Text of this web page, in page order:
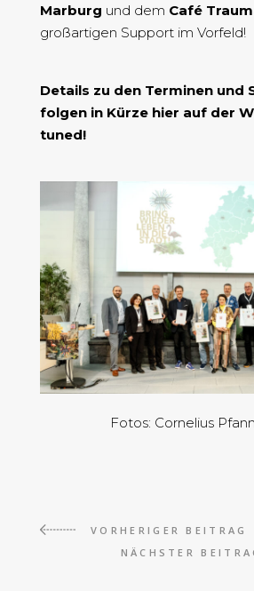
Marburg und dem Café
großartigen Support im Vorfeld!
Details zu den Terminen und
folgen in Kürze hier auf der
tuned!
Fotos: Cornelius
VORHERIGER BEITRAG
NÄCHSTER